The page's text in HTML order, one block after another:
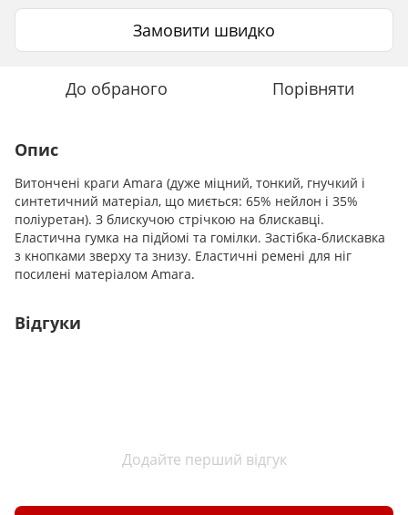
Замовити швидко
До обраного Порівняти
Опис
Витончені краги Amara (дуже міцний, тонкий, гнучкий і
синтетичний матеріал, що миється: 65% нейлон і 35%
поліуретан). З блискучою стрічкою на блискавці.
Еластична гумка на підйомі та гомілки. Застібка-блискавка
з кнопками зверху та знизу. Еластичні ремені для ніг
посилені матеріалом Amara.
Відгуки
Додайте перший відгук